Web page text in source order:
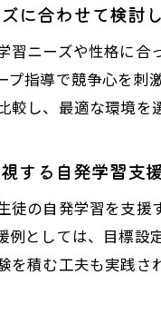
に合わせて検討
習ニーズや性格に
プ指導で競争心を
較し、最適な環境を
する自発学習支
徒の自発学習を支
例としては、目標
を積む工夫も実践さ